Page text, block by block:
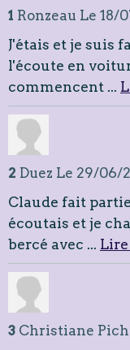
1 Ronzeau Le 18/
J'étais et je suis
l'écoute en
commencent ...
2 Duez Le 29/06/
Claude fait
écoutais et je
bercé avec ...
3 Christiane